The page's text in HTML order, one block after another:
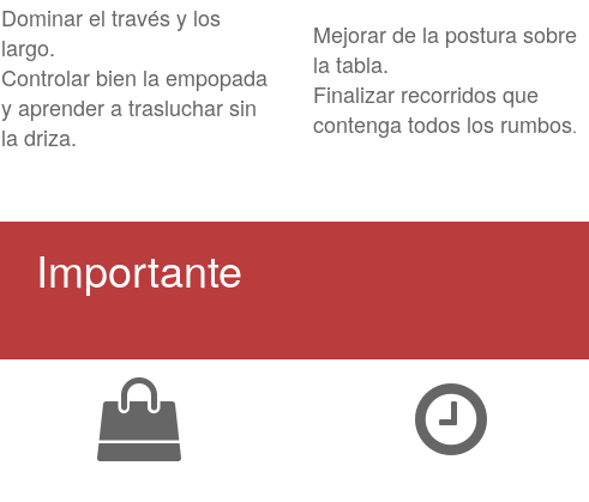
Dominar el través y los
largo.
Controlar bien la empopada
y aprender a trasluchar sin
la driza.
Mejorar de la postura sobre
la tabla.
Finalizar recorridos que
contenga todos los rumbos.
Importante